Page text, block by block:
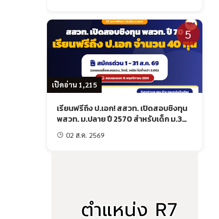
เปิดอ่าน 1,215
5
เรียนฟรีถึง ป.เอก! สสวท. เปิดสอบชิงทุน
พสวท. ม.ปลาย ปี 2570 สำหรับเด็ก ม.3
(สมัคร 1-31 ส.ค.69)
02 ส.ค. 2569